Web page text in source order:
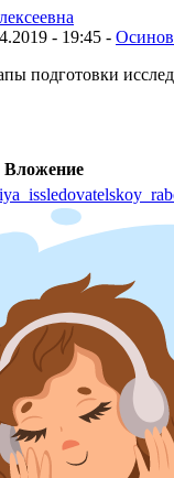
- 19:45 -
подготовки
Вложение